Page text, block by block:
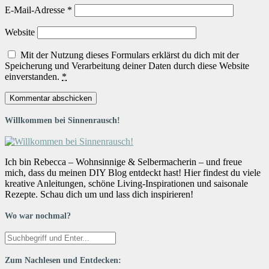
E-Mail-Adresse *
Website
Mit der Nutzung dieses Formulars erklärst du dich mit der
Speicherung und Verarbeitung deiner Daten durch diese Website
einverstanden. *
Willkommen bei Sinnenrausch!
Ich bin Rebecca – Wohnsinnige & Selbermacherin – und freue
mich, dass du meinen DIY Blog entdeckt hast! Hier findest du viele
kreative Anleitungen, schöne Living-Inspirationen und saisonale
Rezepte. Schau dich um und lass dich inspirieren!
Wo war nochmal?
Zum Nachlesen und Entdecken: